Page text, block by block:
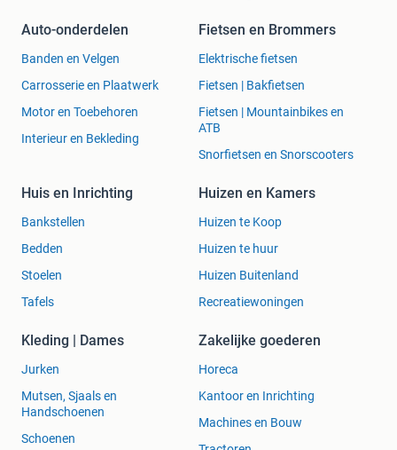
Auto-onderdelen
Banden en Velgen
Carrosserie en Plaatwerk
Motor en Toebehoren
Interieur en Bekleding
Fietsen en Brommers
Elektrische fietsen
Fietsen | Bakfietsen
Fietsen | Mountainbikes en
ATB
Snorfietsen en Snorscooters
Huis en Inrichting
Bankstellen
Bedden
Stoelen
Tafels
Huizen en Kamers
Huizen te Koop
Huizen te huur
Huizen Buitenland
Recreatiewoningen
Kleding | Dames
Jurken
Mutsen, Sjaals en
Handschoenen
Schoenen
Zakelijke goederen
Horeca
Kantoor en Inrichting
Machines en Bouw